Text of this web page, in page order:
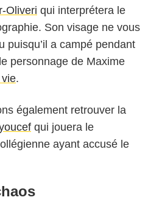
Oliveri qui interprétera le
Son visage ne vous
puisqu’il a campé pendant
personnage de Maxime
.
également retrouver la
qui jouera le
ayant accusé le